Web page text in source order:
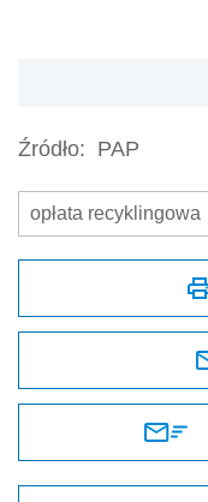
Źródło: PAP
opłata recyklingowa